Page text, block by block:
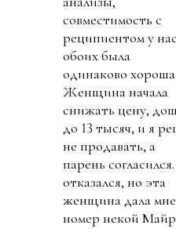
совместимость с
реципиентом у нас
обоих была
одинаково
Женщина начала
снижать цену,
до 13 тысяч, и я
не продавать, а
парень
отказался, но эта
женщина дала мне
номер некой